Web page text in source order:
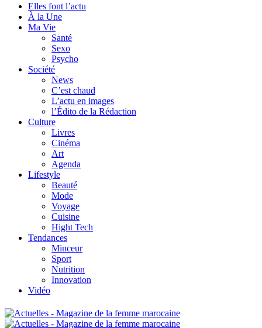
Elles font l’actu
À la Une
Ma Vie
Santé
Sexo
Psycho
Société
News
C’est chaud
L’actu en images
l’Édito de la Rédaction
Culture
Livres
Cinéma
Art
Agenda
Lifestyle
Beauté
Mode
Voyage
Cuisine
Hight Tech
Tendances
Minceur
Sport
Nutrition
Innovation
Vidéo